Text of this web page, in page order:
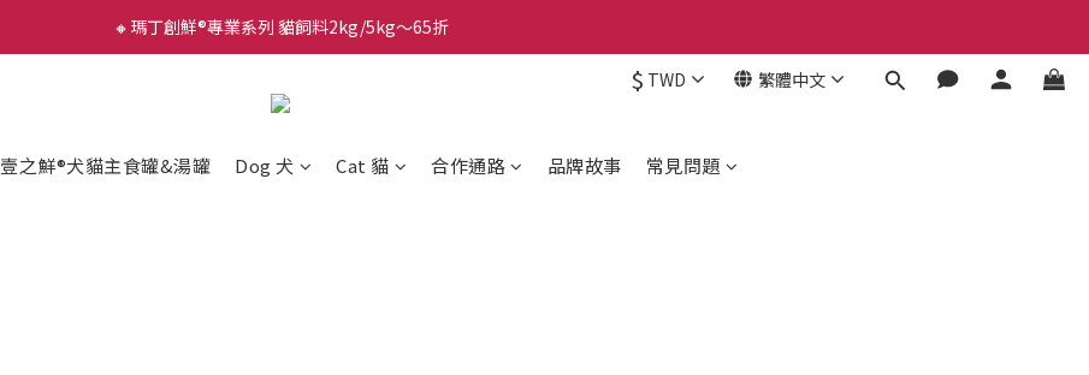
🔸瑪丁創鮮®專業系列 貓飼料2kg/5kg～65折
$ TWD 繁體中文
壹之鮮®犬貓主食罐&湯罐 Dog 犬 Cat 貓 合作通路 品牌故事 常見問題